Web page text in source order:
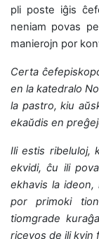
pli poste iĝis
neniam povas
manierojn por
Certa
en la katedralo
la pastro, kiu
ekaŭdis en
Ili estis ribeluloj,
ekvidi, ĉu ili
ekhavis la
por primoki
tiomgrade
ricevos de ili kvin